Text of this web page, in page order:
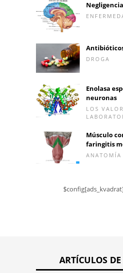
Negligencia
DROGA
Enolasa
neuronas
LOS
Músculo
faringitis
ANATOMÍA
ARTÍCULOS